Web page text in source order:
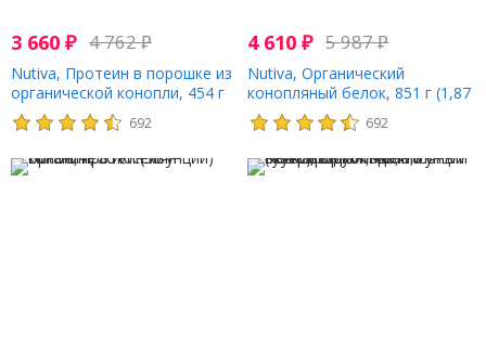
3 660 ₽ 4 762₽
Nutiva, Протеин в порошке из
органической конопли, 454 г
(16 жидк. унций)
692
4 610₽ 5 987₽
Nutiva, Органический
конопляный белок, 851 г (1,87
фунта)
692